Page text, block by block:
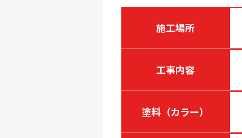
施工場所
工事内容
塗料（カラー）